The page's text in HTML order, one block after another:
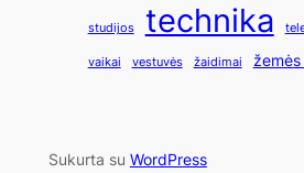
studijos technika
vaikai vestuvės žaidimai
Sukurta su WordPress